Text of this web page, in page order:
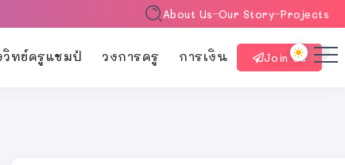
About Us Our Story Projects
วิทย์ครูแชมป์ วงการครู การเงิน Join Us